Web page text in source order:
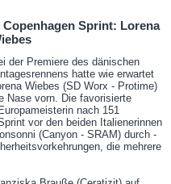
Copenhagen Sprint: Lorena
der Premiere des dänischen
hatte wie erwartet
Wiebes (SD Worx - Protime)
Nase vorn. Die favorisierte
nach 151
vor den beiden Italienerinnen
(Canyon - SRAM) durch -
die mehrere